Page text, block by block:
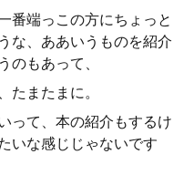
番端っこの方にちょっと
な、ああいうものを紹介
のもあって、
たまたまに。
って、本の紹介もするけ
いな感じじゃないです